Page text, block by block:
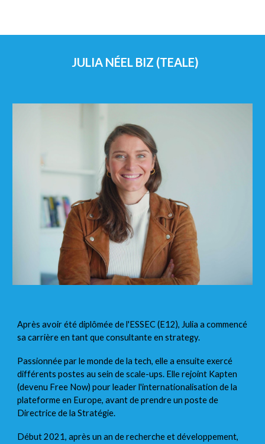
JULIA NÉEL BIZ (TEALE)
Après avoir été diplômée de l'ESSEC (E12), Julia a commencé
sa carrière en tant que consultante en strategy.
Passionnée par le monde de la tech, elle a ensuite exercé
différents postes au sein de scale-ups. Elle rejoint Kapten
(devenu Free Now) pour leader l'internationalisation de la
plateforme en Europe, avant de prendre un poste de
Directrice de la Stratégie.
Début 2021, après un an de recherche et développement,